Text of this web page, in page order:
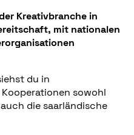
Kreativbranche in
mit nationalen
du in
sowohl
die saarländische